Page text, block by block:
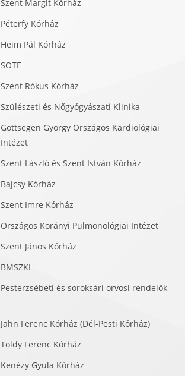
Szent Margit Kórház
Péterfy Kórház
Heim Pál Kórház
SOTE
Szent Rókus Kórház
Szülészeti és Nőgyógyászati Klinika
Gottsegen György Országos Kardiológiai
Intézet
Szent László és Szent István Kórház
Bajcsy Kórház
Szent Imre Kórház
Országos Korányi Pulmonológiai Intézet
Szent János Kórház
BMSZKI
Pesterzsébeti és soroksári orvosi rendelők
Jahn Ferenc Kórház (Dél-Pesti Kórház)
Toldy Ferenc Kórház
Kenézy Gyula Kórház